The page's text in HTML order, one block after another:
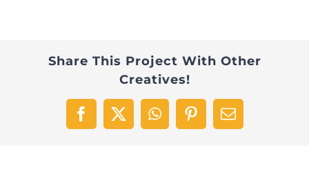
Share This Project With Other
Creatives!
Facebook
X WhatsAppPinterestEmail